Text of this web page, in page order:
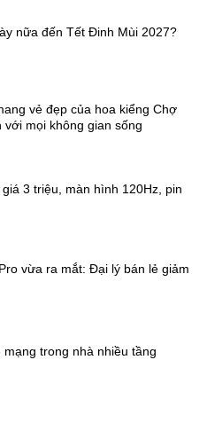
nữa đến Tết Đinh Mùi 2027?
vẻ đẹp của hoa kiểng Chợ
với mọi không gian sống
3 triệu, màn hình 120Hz, pin
vừa ra mắt: Đại lý bán lẻ giảm
trong nhà nhiều tầng